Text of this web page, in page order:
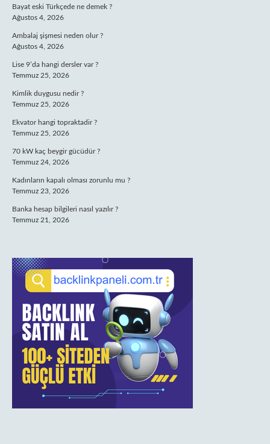
Bayat eski Türkçede ne demek ?
Ağustos 4, 2026
Ambalaj şişmesi neden olur ?
Ağustos 4, 2026
Lise 9’da hangi dersler var ?
Temmuz 25, 2026
Kimlik duygusu nedir ?
Temmuz 25, 2026
Ekvator hangi topraktadir ?
Temmuz 25, 2026
70 kW kaç beygir gücüdür ?
Temmuz 24, 2026
Kadınların kapalı olması zorunlu mu ?
Temmuz 23, 2026
Banka hesap bilgileri nasıl yazılır ?
Temmuz 21, 2026